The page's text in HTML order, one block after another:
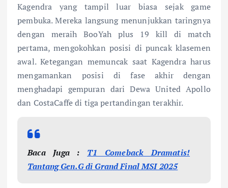
Kagendra yang tampil luar biasa sejak game
pembuka. Mereka langsung menunjukkan taringnya
dengan meraih BooYah plus 19 kill di match
pertama, mengokohkan posisi di puncak klasemen
awal. Ketegangan memuncak saat Kagendra harus
mengamankan posisi di fase akhir dengan
menghadapi gempuran dari Dewa United Apollo
dan CostaCaffe di tiga pertandingan terakhir.
Baca Juga : T1 Comeback Dramatis!
Tantang Gen.G di Grand Final MSI 2025